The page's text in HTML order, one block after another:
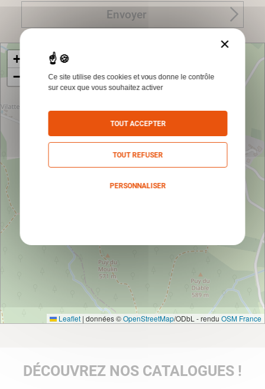
Envoyer
+
−
Leaflet | données ©OpenStreetMap/ODbL - rendu OSM France
DÉCOUVREZ NOS CATALOGUES !
×
Ce site utilise des cookies et vous donne le contrôle
sur ceux que vous souhaitez activer
TOUT ACCEPTER
TOUT REFUSER
PERSONNALISER